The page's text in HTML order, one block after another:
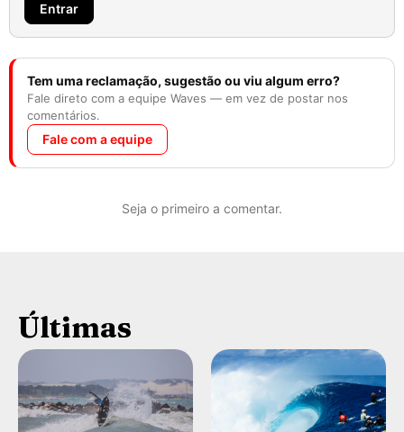
Entrar
Tem uma reclamação, sugestão ou viu algum erro?
Fale direto com a equipe Waves — em vez de postar nos
comentários.
Fale com a equipe
Seja o primeiro a comentar.
Últimas